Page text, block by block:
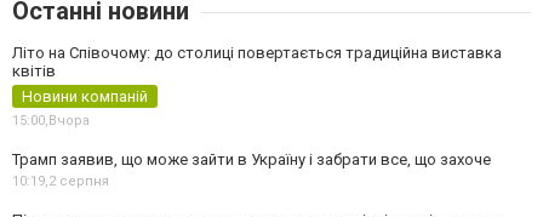
Останні новини
Літо на Співочому: до столиці повертається традиційна виставка
квітів
Новини компаній
15:00,Вчора
Трамп заявив, що може зайти в Україну і забрати все, що захоче
10:19,2 серпня